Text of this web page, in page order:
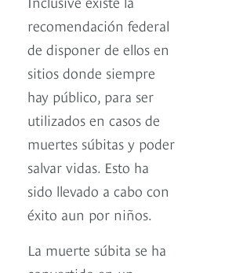
recomendación federal
de disponer de ellos en
sitios donde siempre
hay público, para ser
utilizados en casos de
muertes súbitas y poder
salvar vidas. Esto ha
sido llevado a cabo con
éxito aun por niños.
La muerte súbita se ha